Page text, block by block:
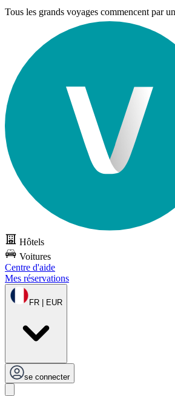
Tous les grands voyages commencent par
Hôtels
Voitures
Centre d'aide
Mes réservations
FR | EUR
se connecter